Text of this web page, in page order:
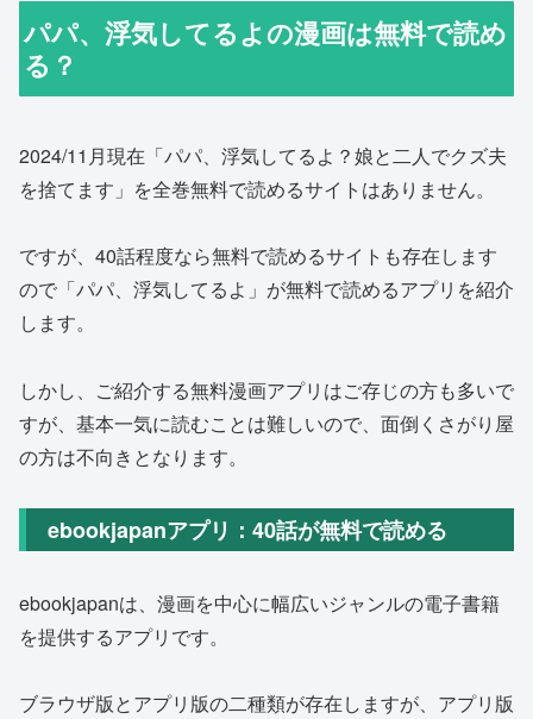
パパ、浮気してるよの漫画は無料で読め
る？
2024/11月現在「パパ、浮気してるよ？娘と二人でクズ夫
を捨てます」を全巻無料で読めるサイトはありません。
ですが、40話程度なら無料で読めるサイトも存在します
ので「パパ、浮気してるよ」が無料で読めるアプリを紹介
します。
しかし、ご紹介する無料漫画アプリはご存じの方も多いで
すが、基本一気に読むことは難しいので、面倒くさがり屋
の方は不向きとなります。
ebookjapanアプリ：40話が無料で読める
ebookjapanは、漫画を中心に幅広いジャンルの電子書籍
を提供するアプリです。
ブラウザ版とアプリ版の二種類が存在しますが、アプリ版